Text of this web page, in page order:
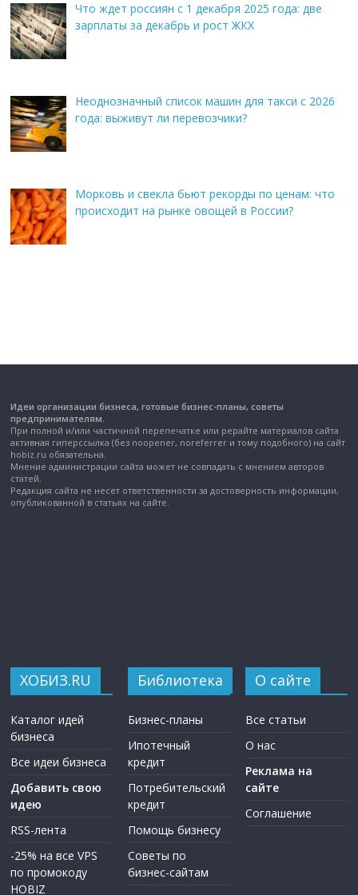
Что ждет россиян с 1 декабря 2025 года: две
зарплаты за декабрь и рост ЖКХ
Неоднозначный список машин для такси с 2026
года: выживут ли перевозчики?
Морковь и свекла бьют рекорды по ценам: что
происходит на рынке овощей в России?
Идеи организации бизнеса, готовые бизнес-планы, советы
предпринимателям.
При полной и/или частичной перепечатке или рерайте материалов сайта
активная гиперссылка (без noopener, noreferrer и тому подобного) на сайт
hobiz.ru обязательна.
Мнение администрации сайта может не совпадать с мнением авторов
статей.
Редакция сайта не несет ответственности за достоверность информации,
опубликованной в статьях на сайте.
ХОБИЗ.RU
Каталог идей
бизнеса
Все идеи бизнеса
Добавить свою
идею
RSS-лента
-25% на все VPS
по промокоду
HOBIZ
Библиотека
Бизнес-планы
Ипотечный
кредит
Потребительский
кредит
Помощь бизнесу
Советы по
бизнес-сайтам
О сайте
Все статьи
О нас
Реклама на
сайте
Соглашение